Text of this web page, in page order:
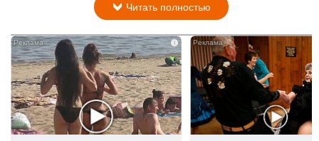
Читать полностью
i